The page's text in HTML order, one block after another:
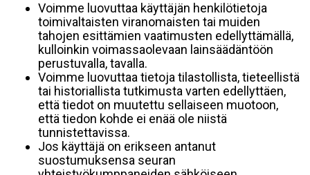
Voimme luovuttaa käyttäjän henkilötietoja
toimivaltaisten viranomaisten tai muiden
tahojen esittämien vaatimusten edellyttämällä,
kulloinkin voimassaolevaan lainsäädäntöön
perustuvalla, tavalla.
Voimme luovuttaa tietoja tilastollista, tieteellistä
tai historiallista tutkimusta varten edellyttäen,
että tiedot on muutettu sellaiseen muotoon,
että tiedon kohde ei enää ole niistä
tunnistettavissa.
Jos käyttäjä on erikseen antanut
suostumuksensa seuran